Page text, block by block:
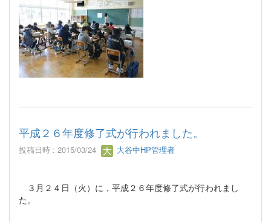
平成２６年度修了式が行われました。
投稿日時 : 2015/03/24 大谷中HP管理者
３月２４日（火）に，平成２６年度修了式が行われまし
た。